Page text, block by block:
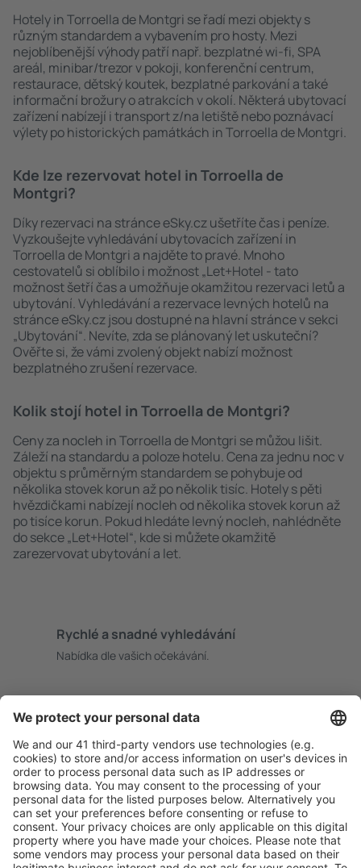
Hotely in Torroella de Montgri se řadí mezi objekty s
různým standardem a vybavením pro hosty. Mezi
nejoblíbenější výhody patří např. bezplatné wi-fi, SPA
areál, minibar/trezor v pokoji, konferenční centrum,
restaurace, dětský koutek, bezplatné parkování a také
informační brožury o atrakcích v okolí. Některá ubytovací
zařízení nabízejí i transport z/na letiště nebo poznávací
výlety po historických památkách in Torroella de Montgri.
Kde lze rezervovat hotel in Torroella de
Montgri?
Díky rezervaci na stránce eSky.cz ušetříte čas i peníze.
Vyzkoušejte vyhledávání ubytovacích zařízení in
Torroella de Montgri a najděte to pravé. Mnoho
cestovatelů si oblíbilo i možnost „Let+Hotel - tato
možnost šetří čas a umožňuje okamžitou rezervaci letů a
ubytování. Vyhledávání a rezervace levných hotelů na
stránce eSky.cz jsou dostupné na hlavní stránce v sekci
„Ubytování“. Nevíte, zda se plánovaný let uskuteční?
Ověřte si, že vámi zvolený objekt nabízí možnost
bezplatného zrušení rezervace.
Kolik stojí hotel in Torroella de Montgri?
Ceny za nocleh in Torroella de Montgri se můžou lišit.
Záleží na standardu a poloze hotelu. Cena za jednu noc v
objektu s průměrným standardem se pohybuje od
několika stovek korun až po několik tisíc. Hotely s pěti
hvězdičkami nabízejí nocleh od několika stovek korun až
po tisíce korun. Pokud hledáte levný nocleh, nahlédněte
do sekce „Let+Hotel“, kde si můžete okamžitě
zarezervovat ubytování a let.
Rychlé a snadné vyhledávání
Nabídka dle vašich očekávání.
Bezproblémová rezervace s možností bezplatného
zrušení.
S námi ušetříte
Atraktivní ceny a speciální nabídky pro přihlášené
uživatele.
Ubytování dle vašeho gusta